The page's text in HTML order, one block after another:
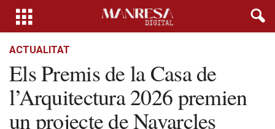
ACTUALITAT
Els Premis de la Casa de
l’Arquitectura 2026 premien
un projecte de Navarcles